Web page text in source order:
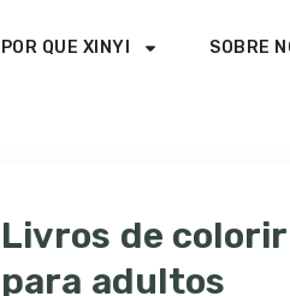
POR QUE XINYI SOBRE
Livros de
para adultos